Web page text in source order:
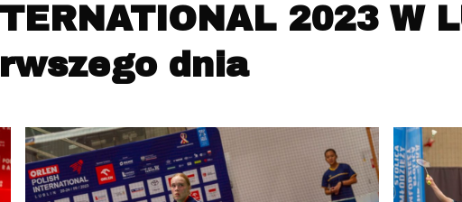
2023 W
dnia